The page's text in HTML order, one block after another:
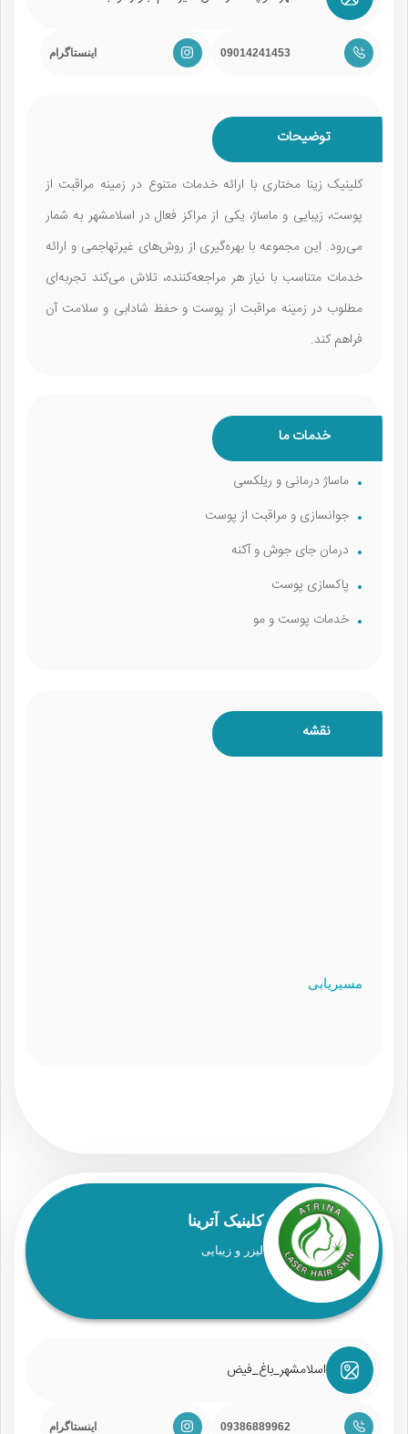
09014241453 اینستاگرام
توضیحات
کلینیک زینا مختاری با ارائه خدمات متنوع در زمینه مراقبت از
پوست، زیبایی و ماساژ، یکی از مراکز فعال در اسلامشهر به شمار
می‌رود. این مجموعه با بهره‌گیری از روش‌های غیرتهاجمی و ارائه
خدمات متناسب با نیاز هر مراجعه‌کننده، تلاش می‌کند تجربه‌ای
مطلوب در زمینه مراقبت از پوست و حفظ شادابی و سلامت آن
فراهم کند.
خدمات ما
ماساژ درمانی و ریلکسی
جوانسازی و مراقبت از پوست
درمان جای جوش و آکنه
پاکسازی پوست
خدمات پوست و مو
نقشه
مسیریابی
کلینیک آترینا
لیزر و زیبایی
اسلامشهر_باغ_فیض
09386889962 اینستاگرام